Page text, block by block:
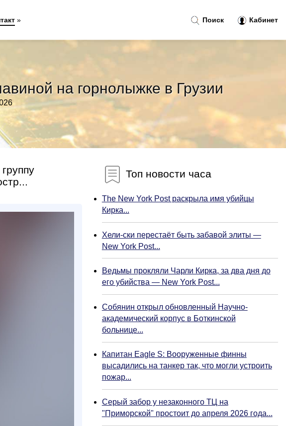
на горнолыжке в Грузии
Топ новости часа
The New York Post раскрыла имя убийцы
Кирка...
Хели-ски перестаёт быть забавой элиты —
New York Post...
Ведьмы прокляли Чарли Кирка, за два дня до
его убийства — New York Post...
Собянин открыл обновленный Научно-
академический корпус в Боткинской
больнице...
Капитан Eagle S: Вооруженные финны
высадились на танкер так, что могли устроить
пожар...
Серый забор у незаконного ТЦ на
"Приморской" простоит до апреля 2026 года...
Поиск Кабинет
»